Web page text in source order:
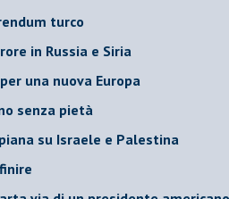
turco
in Russia e Siria
una nuova Europa
senza pietà
su Israele e Palestina